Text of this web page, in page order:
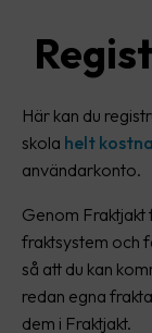
Här kan du
skola helt
användarkonto.
Genom Fraktjakt
fraktsystem och
så att du kan
redan egna
dem i Fraktjakt.